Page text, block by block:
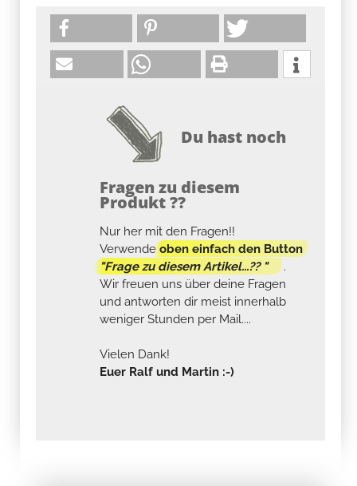
Du hast noch
Fragen zu diesem
Produkt ??
Nur her mit den Fragen!!
Verwendeoben einfach den Button
"Frage zu diesem Artikel...?? "
.
Wir freuen uns über deine Fragen
und antworten dir meist innerhalb
weniger Stunden per Mail....
Vielen Dank!
Euer Ralf und Martin :-)